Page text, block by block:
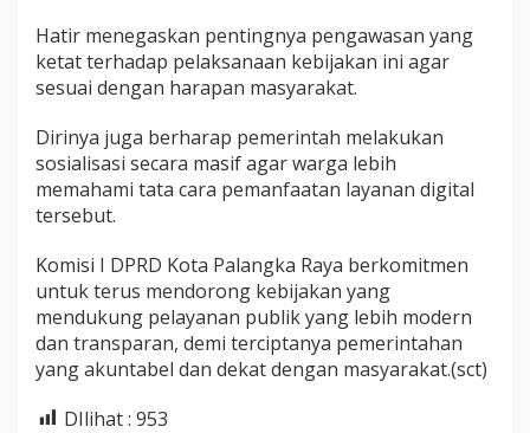
Hatir menegaskan pentingnya pengawasan yang
ketat terhadap pelaksanaan kebijakan ini agar
sesuai dengan harapan masyarakat.
Dirinya juga berharap pemerintah melakukan
sosialisasi secara masif agar warga lebih
memahami tata cara pemanfaatan layanan digital
tersebut.
Komisi I DPRD Kota Palangka Raya berkomitmen
untuk terus mendorong kebijakan yang
mendukung pelayanan publik yang lebih modern
dan transparan, demi terciptanya pemerintahan
yang akuntabel dan dekat dengan masyarakat.(sct)
DIlihat : 953